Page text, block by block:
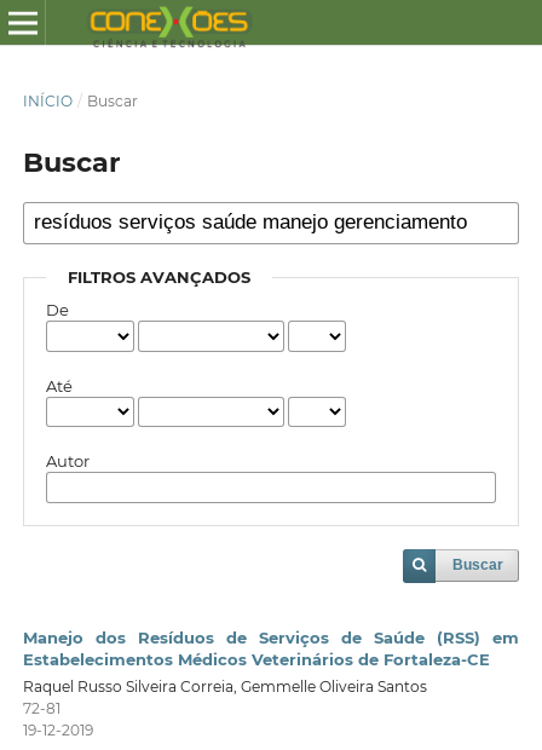
INÍCIO / Buscar
Buscar
FILTROS AVANÇADOS
De
Até
Autor
Buscar
Manejo dos Resíduos de Serviços de Saúde (RSS) em
Estabelecimentos Médicos Veterinários de Fortaleza-CE
Raquel Russo Silveira Correia, Gemmelle Oliveira Santos
72-81
19-12-2019